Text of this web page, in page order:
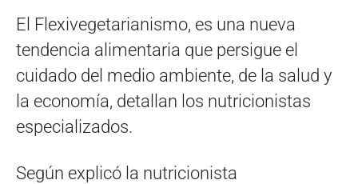
El Flexivegetarianismo, es una nueva
tendencia alimentaria que persigue el
cuidado del medio ambiente, de la salud y
la economía, detallan los nutricionistas
especializados.
Según explicó la nutricionista